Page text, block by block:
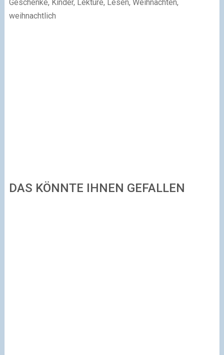
Geschenke, Kinder, Lektüre, Lesen, Weihnachten,
weihnachtlich
DAS KÖNNTE IHNEN GEFALLEN